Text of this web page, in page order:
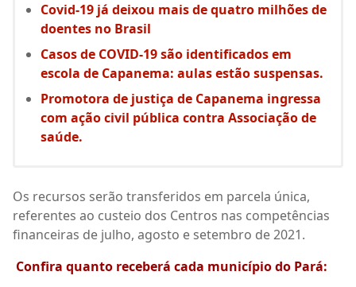
Covid-19 já deixou mais de quatro milhões de
doentes no Brasil
Casos de COVID-19 são identificados em
escola de Capanema: aulas estão suspensas.
Promotora de justiça de Capanema ingressa
com ação civil pública contra Associação de
saúde.
Os recursos serão transferidos em parcela única,
referentes ao custeio dos Centros nas competências
financeiras de julho, agosto e setembro de 2021.
Confira quanto receberá cada município do Pará: